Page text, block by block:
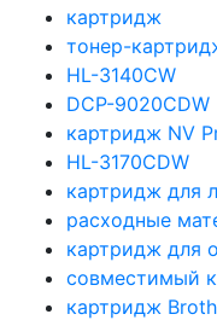
картридж
тонер-
HL-3140CW
DCP-9020CDW
картридж NV
HL-3170CDW
картридж для
расходные
картридж для
совместимый
картридж